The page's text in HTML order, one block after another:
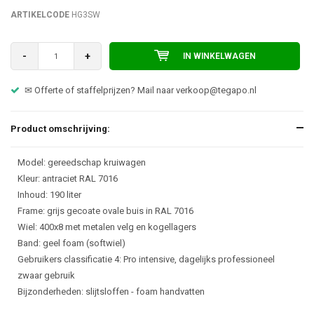
ARTIKELCODE HG3SW
- + IN WINKELWAGEN
✉ Offerte of staffelprijzen? Mail naarverkoop@tegapo.nl
Product omschrijving:
Model: gereedschap kruiwagen
Kleur: antraciet RAL 7016
Inhoud: 190 liter
Frame: grijs gecoate ovale buis in RAL 7016
Wiel: 400x8 met metalen velg en kogellagers
Band: geel foam (softwiel)
Gebruikers classificatie 4: Pro intensive, dagelijks professioneel
zwaar gebruik
Bijzonderheden: slijtsloffen - foam handvatten